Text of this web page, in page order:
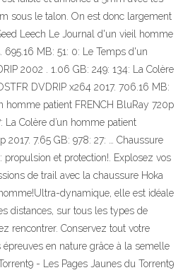
sous le talon. On est donc largement
Leech Le Journal d'un vieil homme
695.16 MB: 51: 0: Le Temps d'un
2002 . 1.06 GB: 249: 134: La Colère
DVDRIP x264 2017. 706.16 MB:
homme patient FRENCH BluRay 720p
La Colère d’un homme patient
2017. 7.65 GB: 978: 27: … Chaussure
propulsion et protection!. Explosez vos
de trail avec la chaussure Hoka
dynamique, elle est idéale
distances, sur tous les types de
rencontrer. Conservez tout votre
en nature grâce à la semelle
- Les Pages Jaunes du Torrent9